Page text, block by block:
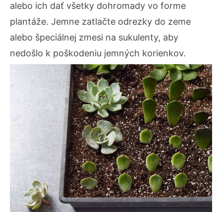
alebo ich dať všetky dohromady vo forme
plantáže. Jemne zatlačte odrezky do zeme
alebo špeciálnej zmesi na sukulenty, aby
nedošlo k poškodeniu jemných korienkov.